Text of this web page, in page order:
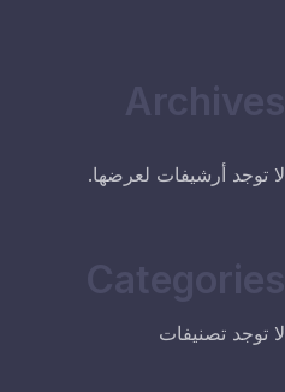
Archives
لا توجد أرشيفات لعرضها.
Categories
لا توجد تصنيفات